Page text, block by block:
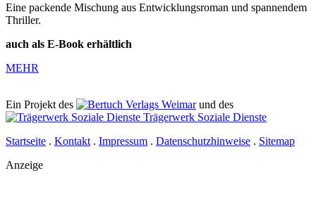
Eine packende Mischung aus Entwicklungsroman und spannendem
Thriller.
auch als E-Book erhältlich
MEHR
Ein Projekt des Verlags Weimarund des
Trägerwerk Soziale Dienste
Startseite . Kontakt . Impressum . Datenschutzhinweise . Sitemap
Anzeige